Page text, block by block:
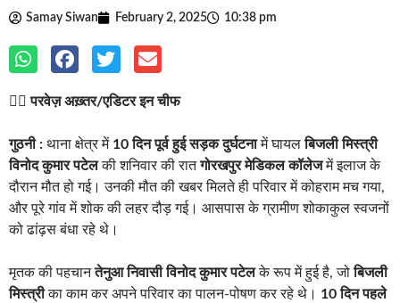
Samay Siwan February 2, 2025 10:38 pm
✍🏽परवेज़ अख़्तर/एडिटर इन चीफ
गुठनी : थाना क्षेत्र में 10 दिन पूर्व हुई सड़क दुर्घटनामें घायलबिजली मिस्त्री
विनोद कुमार पटेलकी शनिवार की रातगोरखपुर मेडिकल कॉलेजमें इलाज के
दौरान मौत हो गई। उनकी मौत की खबर मिलते ही परिवार में कोहराम मच गया,
और पूरे गांव में शोक की लहर दौड़ गई। आसपास के ग्रामीण शोकाकुल स्वजनों
को ढांढ़स बंधा रहे थे।
मृतक की पहचानतेनुआ निवासी विनोद कुमार पटेलके रूप में हुई है, जोबिजली
मिस्त्रीका काम कर अपने परिवार का पालन-पोषण कर रहे थे। 10 दिन पहले